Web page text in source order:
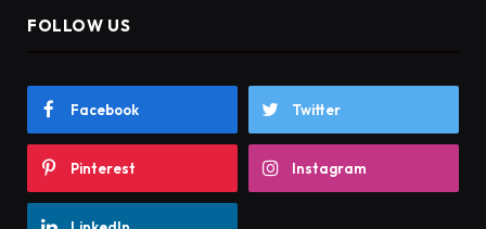
FOLLOW US
Facebook Twitter
Pinterest Instagram